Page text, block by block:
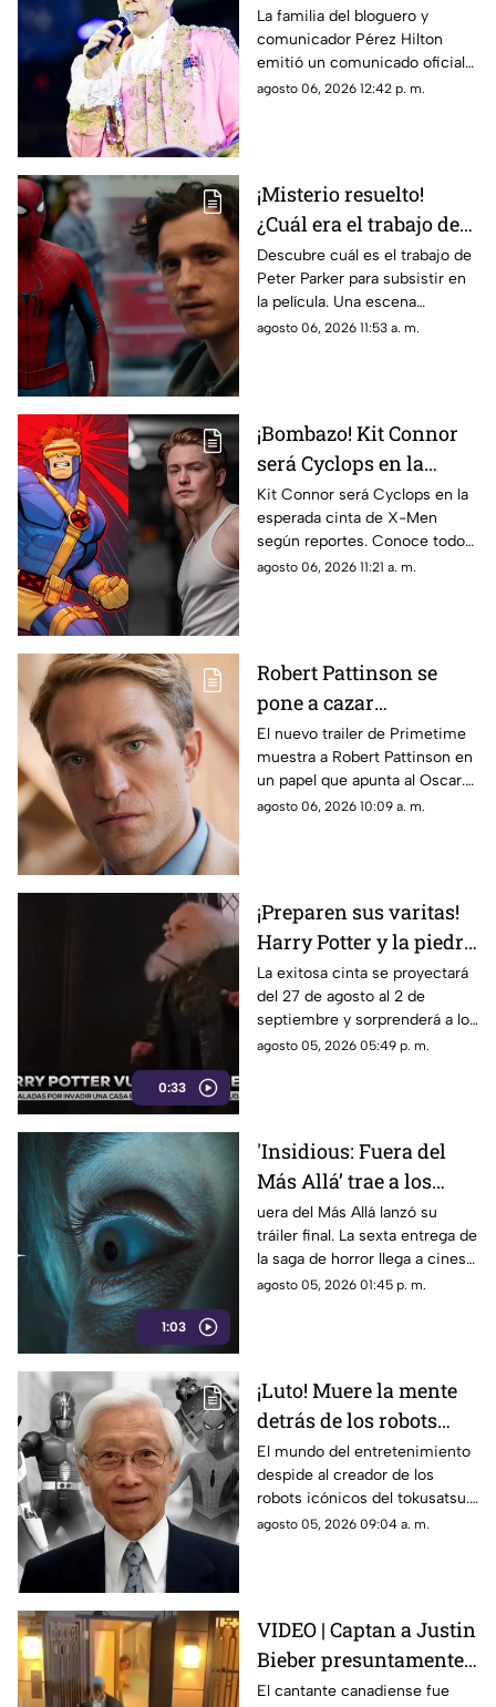
incidente en vivo
La familia del bloguero y
comunicador Pérez Hilton
emitió un comunicado oficial
para agradecer las muestras de
agosto 06, 2026 12:42 p. m.
¡Misterio resuelto!
¿Cuál era el trabajo de
Peter Parker en Spider-
man: Brand New Day?
Descubre cuál es el trabajo de
Peter Parker para subsistir en
la película. Una escena
eliminada aclara las dudas de
agosto 06, 2026 11:53 a. m.
¡Bombazo! Kit Connor
será Cyclops en la
película de X-Men
Kit Connor será Cyclops en la
esperada cinta de X-Men
según reportes. Conoce todos
los detalles sobre el fichaje del
agosto 06, 2026 11:21 a. m.
Robert Pattinson se
pone a cazar
pederastas en el nuevo
thriller basado en
hechos reales
‘Primetime'
El nuevo trailer de Primetime
muestra a Robert Pattinson en
un papel que apunta al Oscar.
Descubre todos los detalles de
agosto 06, 2026 10:09 a. m.
0:33
¡Preparen sus varitas!
Harry Potter y la piedra
filosofal regresa a los
cines por su 25
aniversario
La exitosa cinta se proyectará
del 27 de agosto al 2 de
septiembre y sorprenderá a los
fanáticos con 15 minutos de
agosto 05, 2026 05:49 p. m.
1:03
'Insidious: Fuera del
Más Allá’ trae a los
demonios al mundo
real en su tráiler final
uera del Más Allá lanzó su
tráiler final. La sexta entrega de
la saga de horror llega a cines
el 21 de agosto de 2026.
agosto 05, 2026 01:45 p. m.
¡Luto! Muere la mente
detrás de los robots
icónicos del tokusatsu
y los Power Rangers
El mundo del entretenimiento
despide al creador de los
robots icónicos del tokusatsu.
Su trabajo revolucionó series
agosto 05, 2026 09:04 a. m.
VIDEO | Captan a Justin
Bieber presuntamente
fumando cerca de su
El cantante canadiense fue